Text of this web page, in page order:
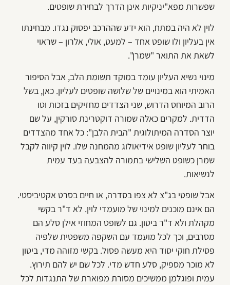
שפשרות מפא"יניקיות אינן הדרך לבחירת שופטים.
לוין לא היה במתח, הוא ידע שההרכב יפסוק נגדו. מבחינתו
אין בעליון ולו שופט אחד – למעט, אולי, אלרון – שראוי
לשאת את התואר "שמרן".
מינוי נשיא העליון עומד במוקד תשומת הלב, אבל הסיפור
האמיתי הוא במינויים של שלושה שופטים לעליון. כאן, בשל
הרוב המיוחס הדרוש, שני הצדדים מחזיקים בזכות וטו
הדדית. למקרים כאלה שמורה דוקטרינת סורקין, על שם
יוצר הסדרה המיתולוגית "הבית הלבן": כל אחד מהצדדים
בוחר לעליון שופט אידיאולוג מהמחנה שלו. לוין קיווה לקבל
שמרן כשופט השלישי בתמורה להצבעה בעד עמית
לנשיאות.
אבל שופטי בג"צ לא צפו בסדרה, או חיים בסרט אקטיביסטי.
הם אינם מוכנים למינוי של מועמדי לוין. לא ד"ר בקשי
מקהלת ולא ד"ר ביטון. גם לשופט המחוזי אילן סלע הם
מסרבים, וכך לכל מועמד עם השקפה משפטית שלפיה
פסילת חוקי יסוד היא מעשה פסול. בקשי מזוהה מדי, ביטון
לא מוכר מספיק, סלע חדש מדי. לכל שם יש להם תירוץ.
עמית ופוגלמן ממשיכים מסורת מפוארת של התנגדות לכל